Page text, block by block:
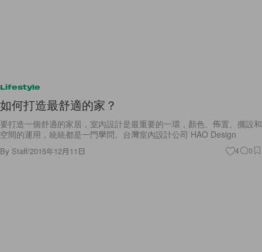
Lifestyle
如何打造最舒適的家？
要打造一個舒適的家居，室內設計是最重要的一環，顏色、佈置、擺設和
空間的運用，統統都是一門學問。台灣室內設計公司 HAO Design
By Staff/2015年12月11日 4 0